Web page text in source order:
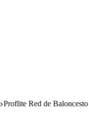
Proflite Red de Baloncesto